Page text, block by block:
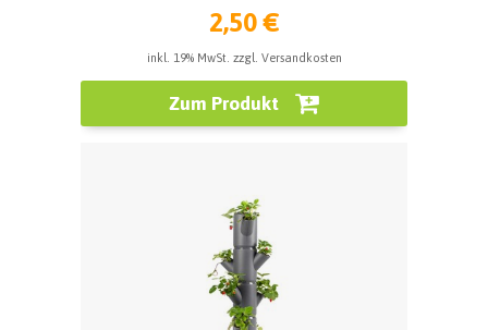
2,50 €
inkl. 19% MwSt. zzgl. Versandkosten
Zum Produkt